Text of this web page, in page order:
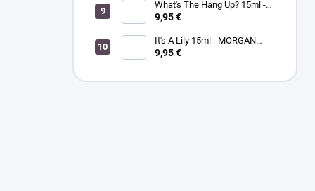
What's The Hang Up? 15ml -
MORGANTAYLOR - lak na
9,95 €
It's A Lily 15ml - MORGAN
TAYLOR - lak na nechty
9,95 €